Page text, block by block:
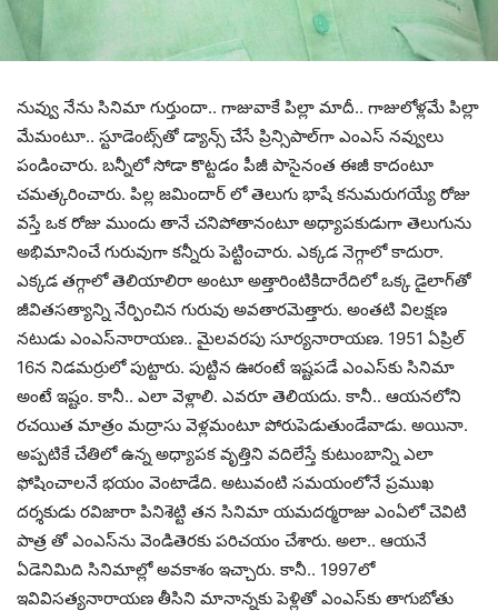
నువ్వు నేను సినిమా గుర్తుందా.. గాజువాకే పిల్లా మాదీ.. గాజులోళ్ల‌మే పిల్లా
మేమంటూ.. స్టూడెంట్స్‌తో డ్యాన్స్ చేసే ప్రిన్సిపాల్‌గా ఎంఎస్ న‌వ్వులు
పండించారు. బ‌న్నీలో సోడా కొట్ట‌డం పీజీ పాసైనంత ఈజీ కాదంటూ
చ‌మత్క‌రించారు. పిల్ల జ‌మిందార్ లో తెలుగు భాషే క‌నుమ‌రుగ‌య్యే రోజు
వ‌స్తే ఒక రోజు ముందు తానే చ‌నిపోతానంటూ అధ్యాప‌కుడుగా తెలుగును
అభిమానించే గురువుగా క‌న్నీరు పెట్టించారు. ఎక్క‌డ నెగ్గాలో కాదురా.
ఎక్క‌డ త‌గ్గాలో తెలియాలిరా అంటూ అత్తారింటికిదారేదిలో ఒక్క డైలాగ్‌తో
జీవిత‌స‌త్యాన్ని నేర్పించిన గురువు అవ‌తార‌మెత్తారు. అంత‌టి విల‌క్ష‌ణ
న‌టుడు ఎంఎస్‌నారాయ‌ణ‌.. మైల‌వ‌ర‌పు సూర్య‌నారాయ‌ణ‌. 1951 ఏప్రిల్
16న నిడ‌మ‌ర్రులో పుట్టారు. పుట్టిన ఊరంటే ఇష్ట‌ప‌డే ఎంఎస్‌కు సినిమా
అంటే ఇష్టం. కానీ.. ఎలా వెళ్లాలి. ఎవ‌రూ తెలియ‌దు. కానీ.. ఆయ‌న‌లోని
ర‌చ‌యిత మాత్రం మ‌ద్రాసు వెళ్ల‌మంటూ పోరుపెడుతుండేవాడు. అయినా.
అప్ప‌టికే చేతిలో ఉన్న అధ్యాప‌క వృత్తిని వ‌దిలేస్తే కుటుంబాన్ని ఎలా
ఫోషించాల‌నే భ‌యం వెంటాడేది. అటువంటి స‌మ‌యంలోనే ప్ర‌ముఖ
ద‌ర్శ‌కుడు ర‌విజారా పినిశెట్టి త‌న సినిమా య‌మ‌ద‌ర్మ‌రాజు ఎంఏలో చెవిటి
పాత్ర తో ఎంఎస్‌ను వెండితెర‌కు ప‌రిచ‌యం చేశారు. అలా.. ఆయ‌నే
ఏడెనిమిది సినిమాల్లో అవ‌కాశం ఇచ్చారు. కానీ.. 1997లో
ఇవివిస‌త్య‌నారాయ‌ణ తీసిని మానాన్న‌కు పెళ్లితో ఎంఎస్‌కు తాగుబోతు